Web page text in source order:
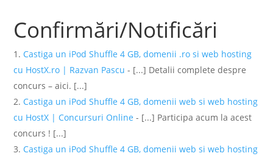
Confirmări/Notificări
Castiga un iPod Shuffle 4 GB, domenii .ro si web hosting
cu HostX.ro | Razvan Pascu - [...] Detalii complete despre
concurs – aici. [...]
Castiga un iPod Shuffle 4 GB, domenii web si web hosting
cu HostX | Concursuri Online - [...] Participa acum la acest
concurs ! [...]
Castiga un iPod Shuffle 4 GB, domenii web si web hosting